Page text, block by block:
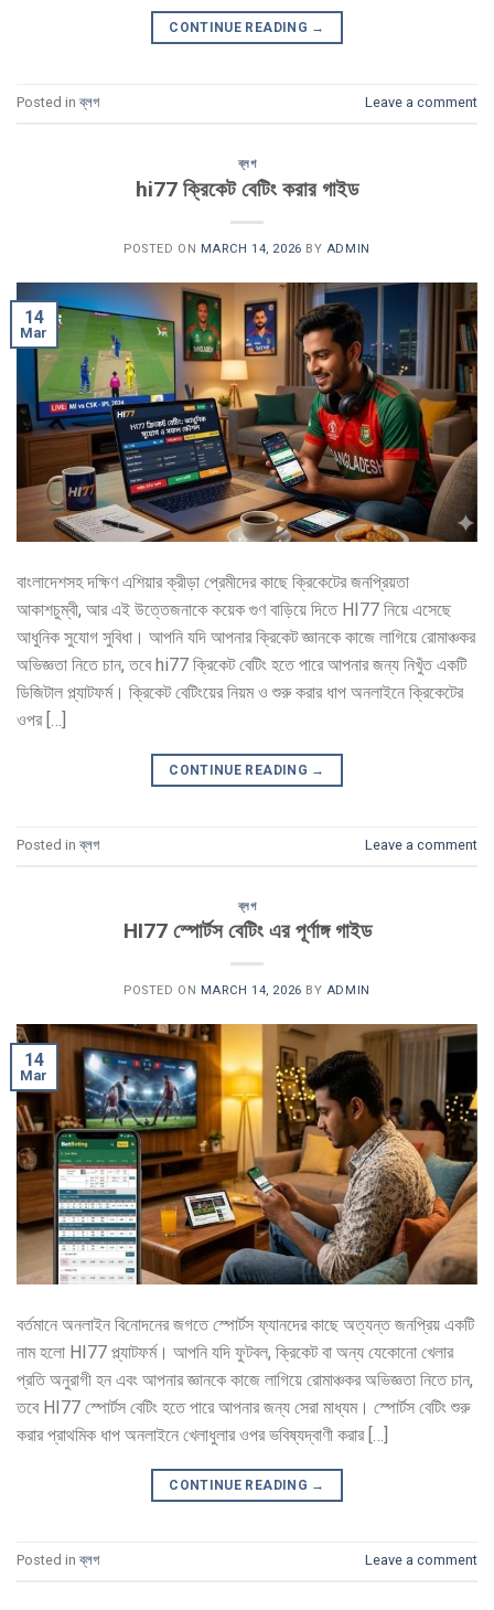
CONTINUE READING →
Posted inব্লগ Leave a comment
ব্লগ
hi77 ক্রিকেট বেটিং করার গাইড
POSTED ON MARCH 14, 2026 BY ADMIN
14
Mar
বাংলাদেশসহ দক্ষিণ এশিয়ার ক্রীড়া প্রেমীদের কাছে ক্রিকেটের জনপ্রিয়তা
আকাশচুম্বী, আর এই উত্তেজনাকে কয়েক গুণ বাড়িয়ে দিতে HI77 নিয়ে এসেছে
আধুনিক সুযোগ সুবিধা। আপনি যদি আপনার ক্রিকেট জ্ঞানকে কাজে লাগিয়ে রোমাঞ্চকর
অভিজ্ঞতা নিতে চান, তবে hi77 ক্রিকেট বেটিং হতে পারে আপনার জন্য নিখুঁত একটি
ডিজিটাল প্ল্যাটফর্ম। ক্রিকেট বেটিংয়ের নিয়ম ও শুরু করার ধাপ অনলাইনে ক্রিকেটের
ওপর […]
CONTINUE READING →
Posted inব্লগ Leave a comment
ব্লগ
HI77 স্পোর্টস বেটিং এর পূর্ণাঙ্গ গাইড
POSTED ON MARCH 14, 2026 BY ADMIN
14
Mar
বর্তমানে অনলাইন বিনোদনের জগতে স্পোর্টস ফ্যানদের কাছে অত্যন্ত জনপ্রিয় একটি
নাম হলো HI77 প্ল্যাটফর্ম। আপনি যদি ফুটবল, ক্রিকেট বা অন্য যেকোনো খেলার
প্রতি অনুরাগী হন এবং আপনার জ্ঞানকে কাজে লাগিয়ে রোমাঞ্চকর অভিজ্ঞতা নিতে চান,
তবে HI77 স্পোর্টস বেটিং হতে পারে আপনার জন্য সেরা মাধ্যম। স্পোর্টস বেটিং শুরু
করার প্রাথমিক ধাপ অনলাইনে খেলাধুলার ওপর ভবিষ্যদ্বাণী করার […]
CONTINUE READING →
Posted inব্লগ Leave a comment